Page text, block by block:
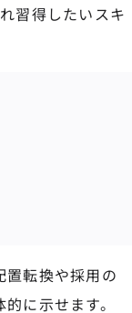
習得したいスキ
転換や採用の
に示せます。